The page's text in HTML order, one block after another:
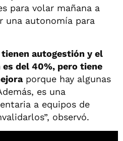
para volar mañana a
una autonomía para
autogestión y el
del 40%, pero tiene
porque hay algunas
es una
a equipos de
observó.